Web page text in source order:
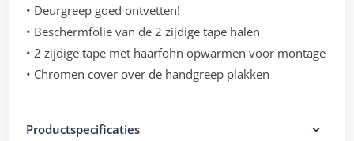
• Deurgreep goed ontvetten!
• Beschermfolie van de 2 zijdige tape halen
• 2 zijdige tape met haarfohn opwarmen voor montage
• Chromen cover over de handgreep plakken
Productspecificaties